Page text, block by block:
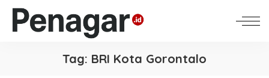
Tag: BRI Kota Gorontalo